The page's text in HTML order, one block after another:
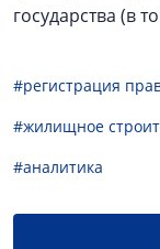
государства (в
#регистрация
#жилищное
#аналитика